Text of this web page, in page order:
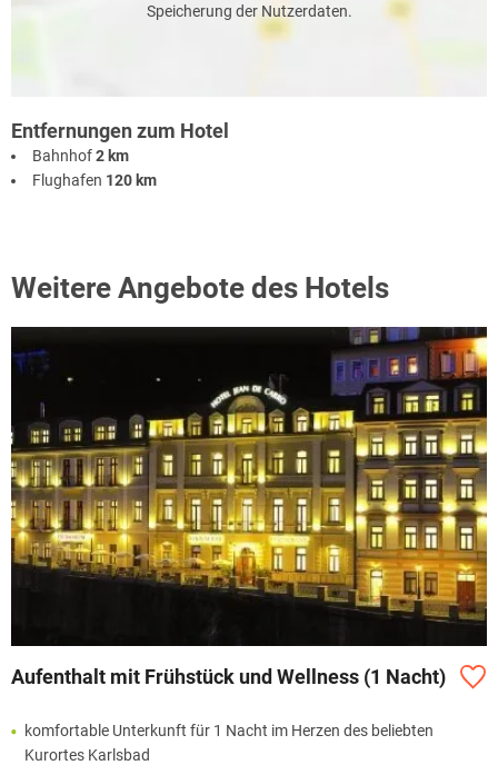
Speicherung der Nutzerdaten.
Entfernungen zum Hotel
Bahnhof2 km
Flughafen 120 km
Weitere Angebote des Hotels
Aufenthalt mit Frühstück und Wellness (1 Nacht)
komfortable Unterkunft für 1 Nacht im Herzen des beliebten
Kurortes Karlsbad